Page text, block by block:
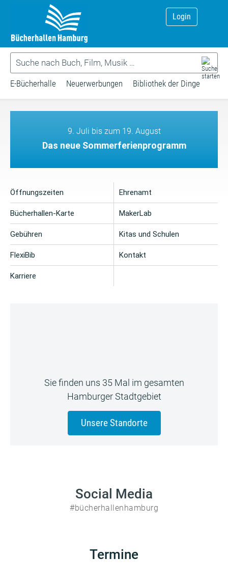
Login
E-Bücherhalle Neuerwerbungen Bibliothek der Dinge
9. Juli bis zum 19. August
Das neue Sommerferienprogramm
Öffnungszeiten
Bücherhallen-Karte
Gebühren
FlexiBib
Karriere
Ehrenamt
MakerLab
Kitas und Schulen
Kontakt
Sie finden uns 35 Mal im gesamten
Hamburger Stadtgebiet
Unsere Standorte
Social Media
#bücherhallenhamburg
Termine